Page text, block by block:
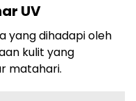
UV
yang dihadapi oleh
kulit yang
matahari.